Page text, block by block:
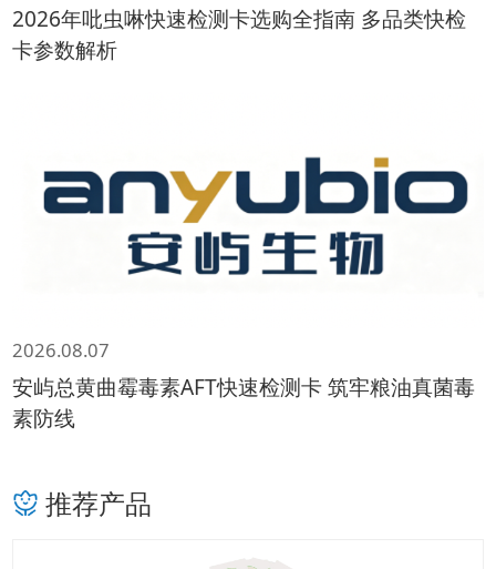
2026年吡虫啉快速检测卡选购全指南 多品类快检
卡参数解析
2026.08.07
安屿总黄曲霉毒素AFT快速检测卡 筑牢粮油真菌毒
素防线
推荐产品